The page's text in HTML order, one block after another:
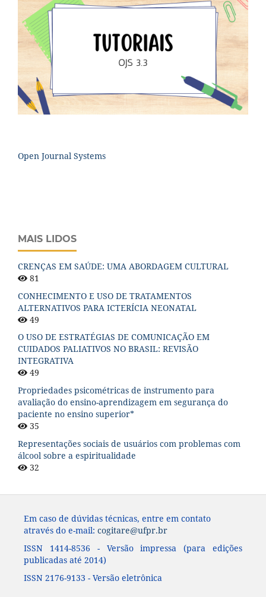
Open Journal Systems
MAIS LIDOS
CRENÇAS EM SAÚDE: UMA ABORDAGEM CULTURAL
81
CONHECIMENTO E USO DE TRATAMENTOS
ALTERNATIVOS PARA ICTERÍCIA NEONATAL
49
O USO DE ESTRATÉGIAS DE COMUNICAÇÃO EM
CUIDADOS PALIATIVOS NO BRASIL: REVISÃO
INTEGRATIVA
49
Propriedades psicométricas de instrumento para
avaliação do ensino-aprendizagem em segurança do
paciente no ensino superior*
35
Representações sociais de usuários com problemas com
álcool sobre a espiritualidade
32
Em caso de dúvidas técnicas, entre em contato
através do e-mail: cogitare@ufpr.br
ISSN 1414-8536 - Versão impressa (para edições
publicadas até 2014)
ISSN 2176-9133 - Versão eletrônica